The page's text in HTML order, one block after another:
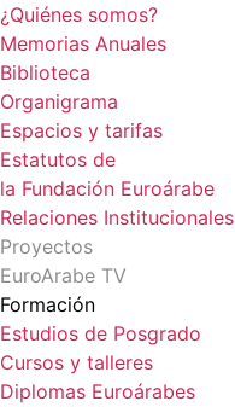
¿Quiénes somos?
Memorias Anuales
Biblioteca
Organigrama
Espacios y tarifas
Estatutos de
la Fundación Euroárabe
Relaciones Institucionales
Proyectos
EuroArabe TV
Formación
Estudios de Posgrado
Cursos y talleres
Diplomas Euroárabes